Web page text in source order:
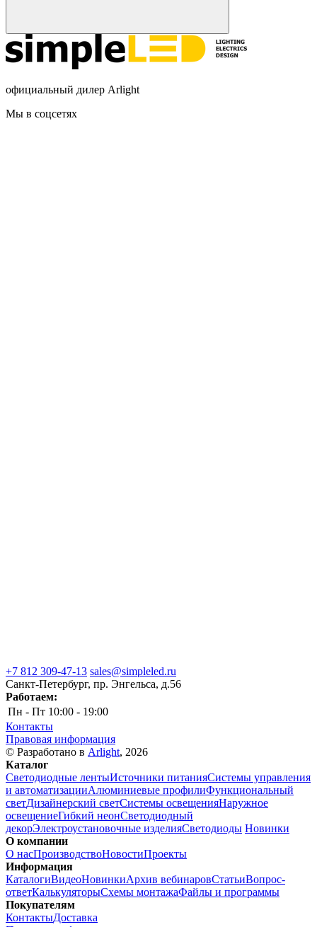
официальный дилер Arlight
Мы в соцсетях
+7 812 309-47-13 sales@simpleled.ru
Санкт-Петербург, пр. Энгельса, д.56
Работаем:
Пн - Пт 10:00 - 19:00
Контакты
Правовая информация
© Разработано в Arlight, 2026
Каталог
Светодиодные лентыИсточники питанияСистемы управления
и автоматизацииАлюминиевые профилиФункциональный
светДизайнерский светСистемы освещенияНаружное
освещениеГибкий неонСветодиодный
декорЭлектроустановочные изделияСветодиоды Новинки
О компании
О насПроизводствоНовостиПроекты
Информация
КаталогиВидеоНовинкиАрхив вебинаровСтатьиВопрос-
ответКалькуляторыСхемы монтажаФайлы и программы
Покупателям
КонтактыДоставка